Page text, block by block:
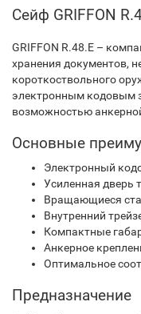
Сейф GRIFFON
GRIFFON R.48.E –
хранения документов,
короткоствольного
электронным кодовым
возможностью
Основные
Электронный
Усиленная дверь
Вращающиеся
Внутренний
Компактные
Анкерное
Оптимальное
Предназначение